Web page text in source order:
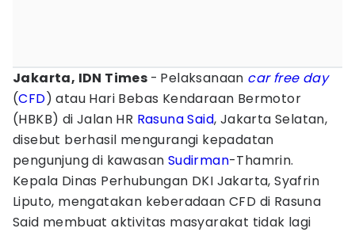
Jakarta, IDN Times - Pelaksanaan car free day
(CFD) atau Hari Bebas Kendaraan Bermotor
(HBKB) di Jalan HR Rasuna Said, Jakarta Selatan,
disebut berhasil mengurangi kepadatan
pengunjung di kawasan Sudirman-Thamrin.
Kepala Dinas Perhubungan DKI Jakarta, Syafrin
Liputo, mengatakan keberadaan CFD di Rasuna
Said membuat aktivitas masyarakat tidak lagi